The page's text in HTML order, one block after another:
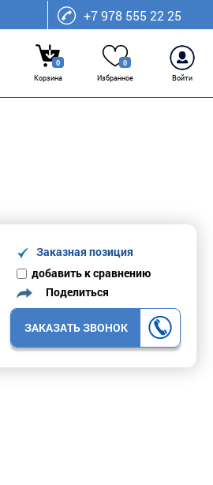
+7 978 555 22 25
0
Корзина
0
Избранное
Войти
Заказная позиция
добавить к сравнению
Поделиться
ЗАКАЗАТЬ ЗВОНОК